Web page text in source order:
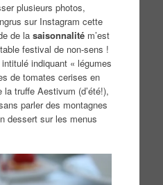
plusieurs photos,
sur Instagram cette
de la saisonnalitém’est
festival de non-sens !
indiquant « légumes
de tomates cerises en
truffe Aestivum (d’été!),
parler des montagnes
dessert sur les menus